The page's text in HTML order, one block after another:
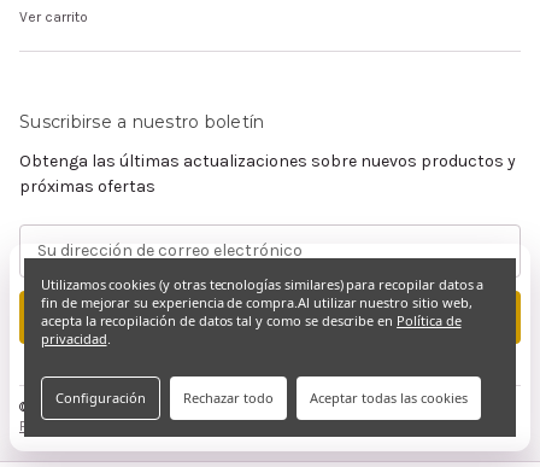
Ver carrito
Suscribirse a nuestro boletín
Obtenga las últimas actualizaciones sobre nuevos productos y
próximas ofertas
de
correo
electrónico
© 2026 Claramente Cristiano
Privacidad y derechos de autor
Utilizamos cookies (y otras tecnologías similares) para recopilar datos a
fin de mejorar su experiencia de compra.Al utilizar nuestro sitio web,
acepta la recopilación de datos tal y como se describe en Política de
privacidad.
Configuración Rechazar todo Aceptar todas las cookies